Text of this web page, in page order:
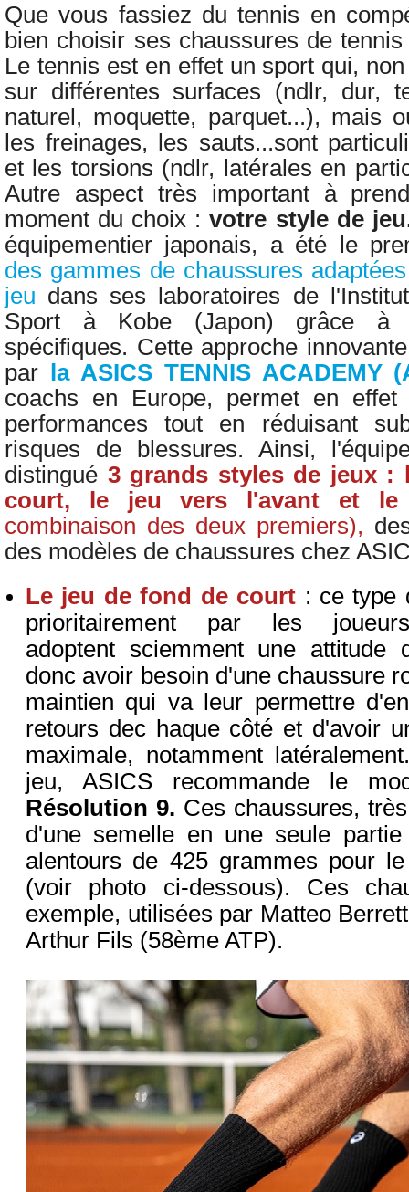
Que vous fassiez du tennis en
bien choisir ses chaussures de
Le tennis est en effet un sport qui,
sur différentes surfaces (ndlr, dur,
naturel, moquette, parquet...), mais
les freinages, les sauts...sont
et les torsions (ndlr, latérales en
Autre aspect très important à
moment du choix :votre style de
équipementier japonais, a été le
des gammes de chaussures
jeu dans ses laboratoires de
Sport à Kobe (Japon) grâce à
spécifiques. Cette approche
par laASICS TENNIS ACADEMY
coachs en Europe, permet en
performances tout en réduisant
risques de blessures. Ainsi,
distingué 3 grands styles de jeux
court, le jeu vers l'avant et le
combinaison des deux premiers),
des modèles de chaussures chez
Le jeu de fond de court : ce type
prioritairement par les
adoptent sciemment une attitude
donc avoir besoin d'une chaussure
maintien qui va leur permettre
retours dec haque côté et d'avoir
maximale, notamment
jeu, ASICS recommande le
Résolution 9. Ces chaussures,
d'une semelle en une seule
alentours de 425 grammes pour
(voir photo ci-dessous). Ces
exemple, utilisées par Matteo
Arthur Fils (58ème ATP).